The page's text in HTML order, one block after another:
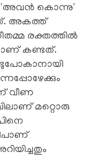
'അവൻ കൊന്നു'
അകത്ത്
രക്തത്തിൽ
കണ്ടത്.
വീണ
മറ്റൊരു